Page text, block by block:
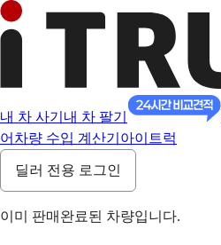
내 차 사기 내 차 팔기
어 차량 수입 계산기 아이트럭
딜러 전용 로그인
이미 판매완료된 차량입니다.